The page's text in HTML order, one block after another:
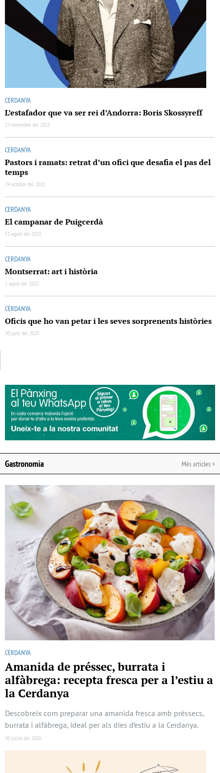
CERDANYA
L’estafador que va ser rei d’Andorra: Boris Skossyreff
27 novembre del 2025
CERDANYA
Pastors i ramats: retrat d’un ofici que desafia el pas del
temps
29 octubre del 2025
CERDANYA
El campanar de Puigcerdà
12 agost del 2025
CERDANYA
Montserrat: art i història
1 agost del 2025
CERDANYA
Oficis que ho van petar i les seves sorprenents històries
30 juny del 2025
Gastronomia Més articles >
CERDANYA
Amanida de préssec, burrata i
alfàbrega: recepta fresca per a l’estiu a
la Cerdanya
Descobreix com preparar una amanida fresca amb préssecs,
burrata i alfàbrega, ideal per als dies d’estiu a la Cerdanya.
30 juliol del 2026